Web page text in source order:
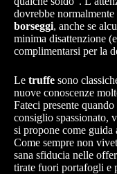
dovrebbe normalmente
borseggi, anche se
minima disattenzione
complimentarsi per la
Le truffe sono
nuove conoscenze
Fateci presente
consiglio spassionato,
si propone come guida
Come sempre non
sana sfiducia nelle
tirate fuori portafogli e